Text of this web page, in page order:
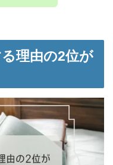
理由の2位が